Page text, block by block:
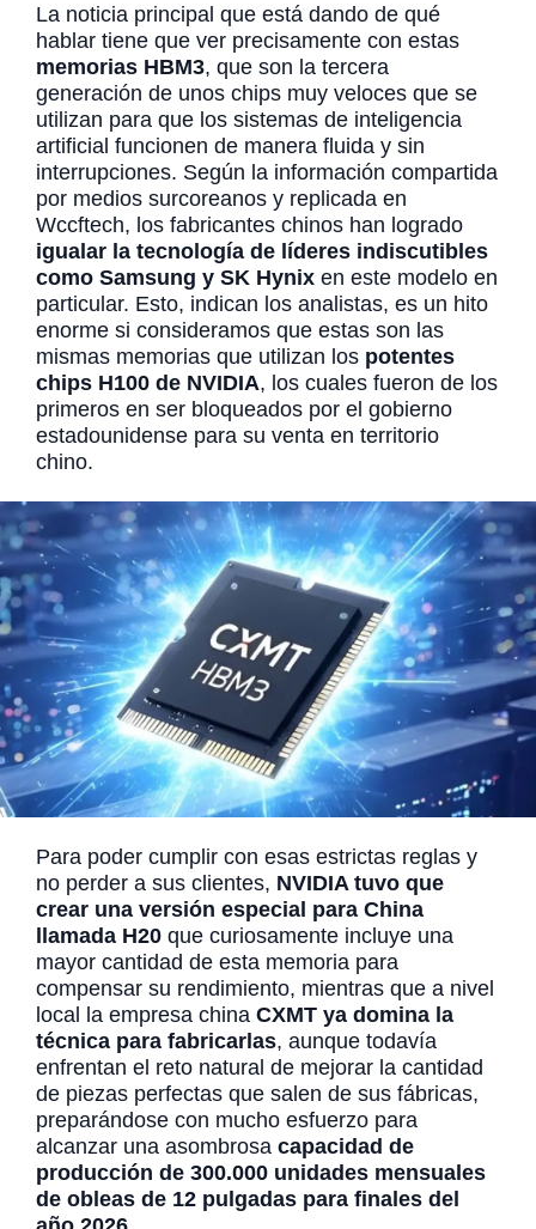
La noticia principal que está dando de qué
hablar tiene que ver precisamente con estas
memorias HBM3, que son la tercera
generación de unos chips muy veloces que se
utilizan para que los sistemas de inteligencia
artificial funcionen de manera fluida y sin
interrupciones. Según la información compartida
por medios surcoreanos y replicada en
Wccftech, los fabricantes chinos han logrado
igualar la tecnología de líderes indiscutibles
como Samsung y SK Hynix en este modelo en
particular. Esto, indican los analistas, es un hito
enorme si consideramos que estas son las
mismas memorias que utilizan los potentes
chips H100 de NVIDIA, los cuales fueron de los
primeros en ser bloqueados por el gobierno
estadounidense para su venta en territorio
chino.
Para poder cumplir con esas estrictas reglas y
no perder a sus clientes, NVIDIA tuvo que
crear una versión especial para China
llamada H20 que curiosamente incluye una
mayor cantidad de esta memoria para
compensar su rendimiento, mientras que a nivel
local la empresa china CXMT ya domina la
técnica para fabricarlas, aunque todavía
enfrentan el reto natural de mejorar la cantidad
de piezas perfectas que salen de sus fábricas,
preparándose con mucho esfuerzo para
alcanzar una asombrosa capacidad de
producción de 300.000 unidades mensuales
de obleas de 12 pulgadas para finales del